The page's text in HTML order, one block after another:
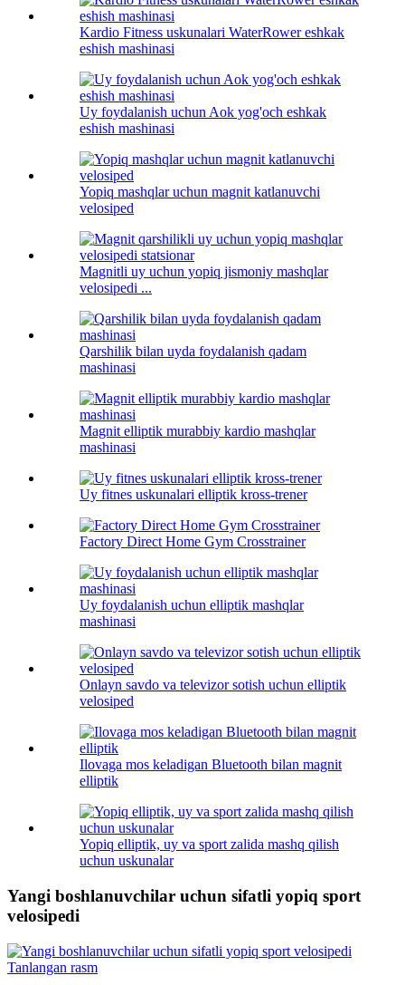
Kardio Fitness uskunalari WaterRower eshkak
eshish mashinasi
Uy foydalanish uchun Aok yog'och eshkak
eshish mashinasi
Yopiq mashqlar uchun magnit katlanuvchi
velosiped
Magnitli uy uchun yopiq jismoniy mashqlar
velosipedi ...
Qarshilik bilan uyda foydalanish qadam
mashinasi
Magnit elliptik murabbiy kardio mashqlar
mashinasi
Uy fitnes uskunalari elliptik kross-trener
Factory Direct Home Gym Crosstrainer
Uy foydalanish uchun elliptik mashqlar
mashinasi
Onlayn savdo va televizor sotish uchun elliptik
velosiped
Ilovaga mos keladigan Bluetooth bilan magnit
elliptik
Yopiq elliptik, uy va sport zalida mashq qilish
uchun uskunalar
Yangi boshlanuvchilar uchun sifatli yopiq sport
velosipedi